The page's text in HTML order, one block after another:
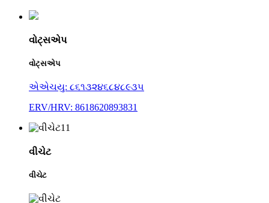
વોટ્સએપ
વોટ્સએપ
એએચયુ: ૮૬૧૩૨૪૬૮૪૮૯૩૫
ERV/HRV: 8618620893831
વીચેટ
વીચેટ